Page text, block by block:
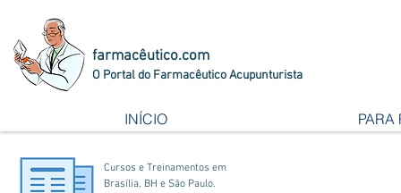
farmacêutico.com
O Portal do Farmacêutico Acupunturista
INÍCIO PARA
Cursos e Treinamentos em
Brasília, BH e São Paulo.